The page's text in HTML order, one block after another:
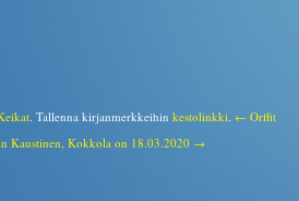
. Tallenna kirjanmerkkeihin kestolinkki ← Orffit
Kaustinen, Kokkola on 18.03.2020 →